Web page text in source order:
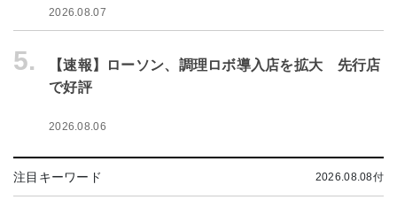
2026.08.07
5.
【速報】ローソン、調理ロボ導入店を拡大 先行店
で好評
2026.08.06
注目キーワード 2026.08.08付